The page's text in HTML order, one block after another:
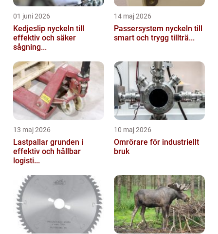
01 juni 2026
Kedjeslip nyckeln till
effektiv och säker
sågning...
14 maj 2026
Passersystem nyckeln till
smart och trygg tillträ...
13 maj 2026
Lastpallar grunden i
effektiv och hållbar
logisti...
10 maj 2026
Omrörare för industriellt
bruk